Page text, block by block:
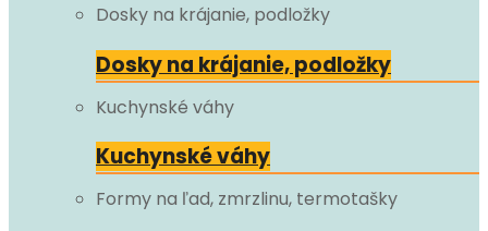
Dosky na krájanie, podložky
Dosky na krájanie, podložky
Kuchynské váhy
Kuchynské váhy
Formy na ľad, zmrzlinu, termotašky